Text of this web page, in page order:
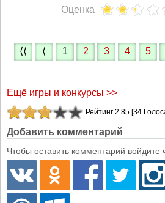
Оценка
⟨⟨ ⟨ 1 2 3 4 5
Ещё игры и конкурсы >>
Рейтинг 2.85 [34
Добавить комментарий
Чтобы оставить комментарий войдите